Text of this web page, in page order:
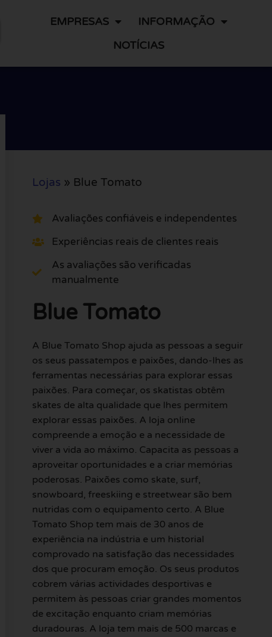
EMPRESAS
INFORMAÇÃO
NOTÍCIAS
Lojas » Blue Tomato
Avaliações confiáveis e independentes
Experiências reais de clientes reais
As avaliações são verificadas
manualmente
Blue Tomato
A Blue Tomato Shop ajuda as pessoas a seguir
os seus passatempos e paixões, dando-lhes as
ferramentas necessárias para explorar essas
paixões. Para começar, os skatistas obtêm
skates de alta qualidade que lhes permitem
explorar essas paixões. A loja online
compreende a emoção e a necessidade de
viver a vida ao máximo. Capacita as pessoas a
aproveitar oportunidades e a criar memórias
poderosas. Paixões como skate, surf,
snowboard, freeskiing e streetwear são bem
nutridas com o equipamento certo. A Blue
Tomato Shop tem mais de 30 anos de
experiência na indústria e um historial
comprovado na satisfação das necessidades
dos que procuram emoção. Os seus produtos
cobrem várias actividades desportivas e
permitem às pessoas criar grandes momentos
de excitação enquanto criam memórias
duradouras. A loja tem mais de 500 marcas e